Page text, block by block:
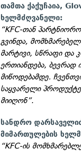
თამთა ქაქუჩაია,
ხელმძღვანელი:
“KFC-თან
გვინდა,
მარტივი, სწრაფი
ერთიანდება, ბევრად
მიწოდებამდე.
საყვარელი
მიიღონ”.
სანდრო
მიმართულების
“KFC-ის